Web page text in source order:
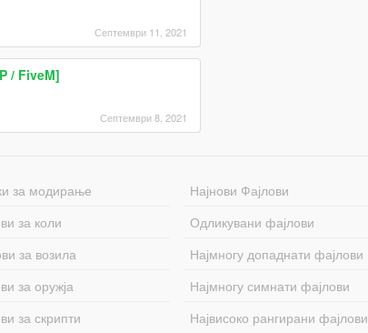
Септември 11, 2021
/ FiveM]
Септември 8, 2021
за модирање
за коли
за возила
за оружја
за скрипти
Најнови Фајлови
Одликувани фајлови
Најмногу допаднати фајлови
Најмногу симнати фајлови
Највисоко рангирани фајлови